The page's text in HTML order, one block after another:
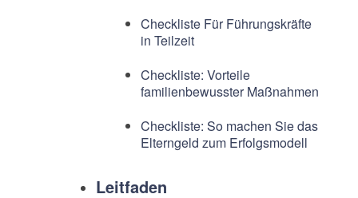
Checkliste Für Führungskräfte
in Teilzeit
Checkliste: Vorteile
familienbewusster Maßnahmen
Checkliste: So machen Sie das
Elterngeld zum Erfolgsmodell
Leitfaden